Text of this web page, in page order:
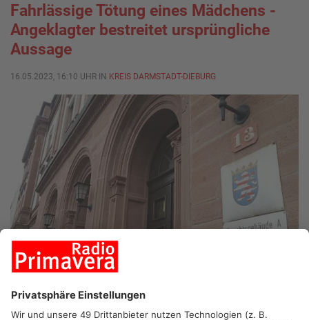
Fahrlässige Tötung eines Mädchens -
Angeklagter bestreitet ursprüngliche
Aussage
16.05.2023, 16:10 UHR IN KREIS DARMSTADT-DIEBURG